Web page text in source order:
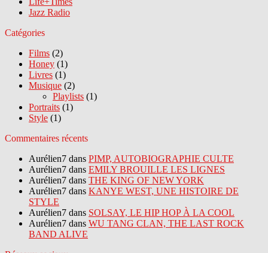
Jazz Radio
Catégories
Films (2)
Honey (1)
Livres (1)
Musique (2)
Playlists (1)
Portraits (1)
Style (1)
Commentaires récents
Aurélien7 dans PIMP, AUTOBIOGRAPHIE CULTE
Aurélien7 dans EMILY BROUILLE LES LIGNES
Aurélien7 dans THE KING OF NEW YORK
Aurélien7 dans KANYE WEST, UNE HISTOIRE DE
STYLE
Aurélien7 dans SOLSAY, LE HIP HOP À LA COOL
Aurélien7 dans WU TANG CLAN, THE LAST ROCK
BAND ALIVE